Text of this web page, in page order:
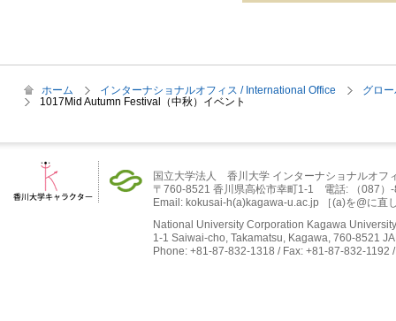
ホーム インターナショナルオフィス / International Office
グロ
1017Mid Autumn Festival（中秋）イベント
国立大学法人 香川大学 インターナショナルオフ
〒760-8521 香川県高松市幸町1-1 電話: （087）
Email: kokusai-h(a)kagawa-u.ac.jp ［(a)を@に直
National University Corporation Kagawa
1-1 Saiwai-cho, Takamatsu, Kagawa, 760-8521
Phone: +81-87-832-1318 / Fax: +81-87-832-